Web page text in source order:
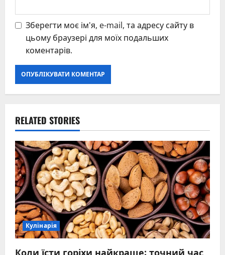
Зберегти моє ім'я, e-mail, та адресу сайту в
цьому браузері для моїх подальших
коментарів.
RELATED STORIES
Кулінарія
Коли їсти горіхи найкраще: точний час